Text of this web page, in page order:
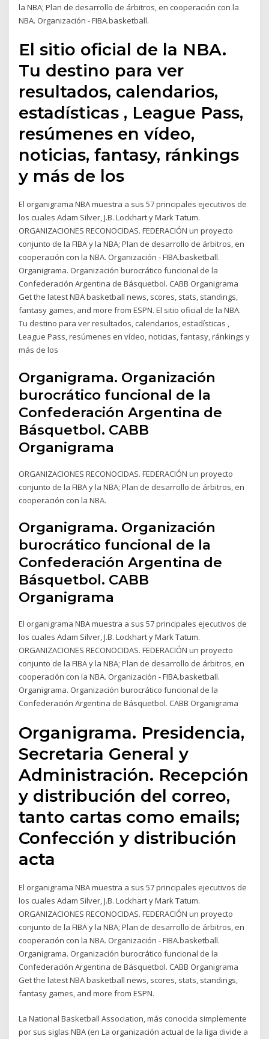
la NBA; Plan de desarrollo de árbitros, en cooperación con la
NBA. Organización - FIBA.basketball.
El sitio oficial de la NBA.
Tu destino para ver
resultados, calendarios,
estadísticas , League Pass,
resúmenes en vídeo,
noticias, fantasy, ránkings
y más de los
El organigrama NBA muestra a sus 57 principales ejecutivos de
los cuales Adam Silver, J.B. Lockhart y Mark Tatum.
ORGANIZACIONES RECONOCIDAS. FEDERACIÓN un proyecto
conjunto de la FIBA y la NBA; Plan de desarrollo de árbitros, en
cooperación con la NBA. Organización - FIBA.basketball.
Organigrama. Organización burocrático funcional de la
Confederación Argentina de Básquetbol. CABB Organigrama
Get the latest NBA basketball news, scores, stats, standings,
fantasy games, and more from ESPN. El sitio oficial de la NBA.
Tu destino para ver resultados, calendarios, estadísticas ,
League Pass, resúmenes en vídeo, noticias, fantasy, ránkings y
más de los
Organigrama. Organización
burocrático funcional de la
Confederación Argentina de
Básquetbol. CABB
Organigrama
ORGANIZACIONES RECONOCIDAS. FEDERACIÓN un proyecto
conjunto de la FIBA y la NBA; Plan de desarrollo de árbitros, en
cooperación con la NBA.
Organigrama. Organización
burocrático funcional de la
Confederación Argentina de
Básquetbol. CABB
Organigrama
El organigrama NBA muestra a sus 57 principales ejecutivos de
los cuales Adam Silver, J.B. Lockhart y Mark Tatum.
ORGANIZACIONES RECONOCIDAS. FEDERACIÓN un proyecto
conjunto de la FIBA y la NBA; Plan de desarrollo de árbitros, en
cooperación con la NBA. Organización - FIBA.basketball.
Organigrama. Organización burocrático funcional de la
Confederación Argentina de Básquetbol. CABB Organigrama
Organigrama. Presidencia,
Secretaria General y
Administración. Recepción
y distribución del correo,
tanto cartas como emails;
Confección y distribución
acta
El organigrama NBA muestra a sus 57 principales ejecutivos de
los cuales Adam Silver, J.B. Lockhart y Mark Tatum.
ORGANIZACIONES RECONOCIDAS. FEDERACIÓN un proyecto
conjunto de la FIBA y la NBA; Plan de desarrollo de árbitros, en
cooperación con la NBA. Organización - FIBA.basketball.
Organigrama. Organización burocrático funcional de la
Confederación Argentina de Básquetbol. CABB Organigrama
Get the latest NBA basketball news, scores, stats, standings,
fantasy games, and more from ESPN.
La National Basketball Association, más conocida simplemente
por sus siglas NBA (en La organización actual de la liga divide a